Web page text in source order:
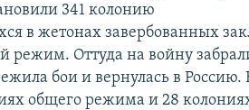
341 колонию
в жетонах завербованных
режим. Оттуда на войну
бои и вернулась в
общего режима и 28